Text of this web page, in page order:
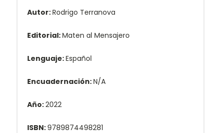
Autor:Rodrigo Terranova
Editorial:Maten al Mensajero
Lenguaje:Español
Encuadernación:N/A
Año:2022
ISBN:9789874498281